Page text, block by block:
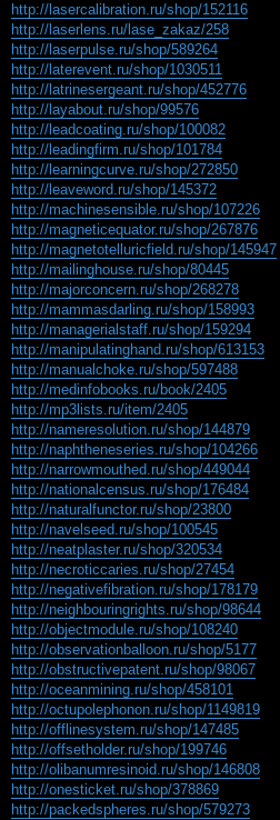
http://lasercalibration.ru/shop/152116
http://laserlens.ru/lase_zakaz/258
http://laserpulse.ru/shop/589264
http://laterevent.ru/shop/1030511
http://latrinesergeant.ru/shop/452776
http://layabout.ru/shop/99576
http://leadcoating.ru/shop/100082
http://leadingfirm.ru/shop/101784
http://learningcurve.ru/shop/272850
http://leaveword.ru/shop/145372
http://machinesensible.ru/shop/107226
http://magneticequator.ru/shop/267876
http://magnetotelluricfield.ru/shop/145947
http://mailinghouse.ru/shop/80445
http://majorconcern.ru/shop/268278
http://mammasdarling.ru/shop/158993
http://managerialstaff.ru/shop/159294
http://manipulatinghand.ru/shop/613153
http://manualchoke.ru/shop/597488
http://medinfobooks.ru/book/2405
http://mp3lists.ru/item/2405
http://nameresolution.ru/shop/144879
http://naphtheneseries.ru/shop/104266
http://narrowmouthed.ru/shop/449044
http://nationalcensus.ru/shop/176484
http://naturalfunctor.ru/shop/23800
http://navelseed.ru/shop/100545
http://neatplaster.ru/shop/320534
http://necroticcaries.ru/shop/27454
http://negativefibration.ru/shop/178179
http://neighbouringrights.ru/shop/98644
http://objectmodule.ru/shop/108240
http://observationballoon.ru/shop/5177
http://obstructivepatent.ru/shop/98067
http://oceanmining.ru/shop/458101
http://octupolephonon.ru/shop/1149819
http://offlinesystem.ru/shop/147485
http://offsetholder.ru/shop/199746
http://olibanumresinoid.ru/shop/146808
http://onesticket.ru/shop/378869
http://packedspheres.ru/shop/579273